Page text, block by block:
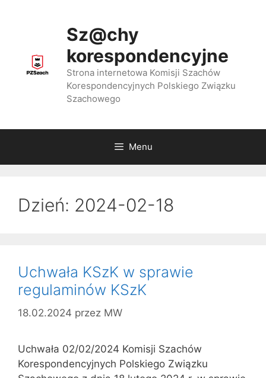
Sz@chy
korespondencyjne
Strona internetowa Komisji Szachów
Korespondencyjnych Polskiego Związku
Szachowego
Menu
Dzień: 2024-02-18
Uchwała KSzK w sprawie
regulaminów KSzK
18.02.2024 przez MW
Uchwała 02/02/2024 Komisji Szachów
Korespondencyjnych Polskiego Związku